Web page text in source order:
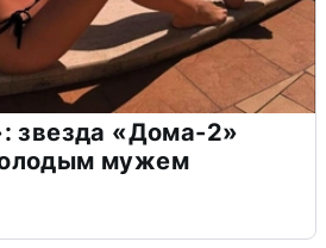
звезда «Дома-2»
мужем